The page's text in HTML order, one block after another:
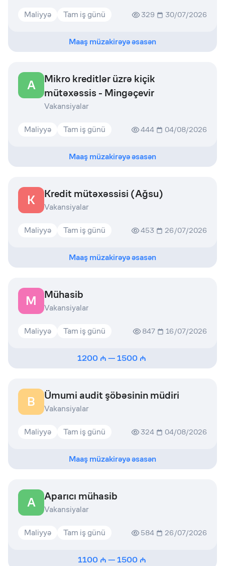
Maliyyə Tam iş günü 329 30/07/2026
Maaş müzakirəyə əsasən
A
Mikro kreditlər üzrə kiçik
mütəxəssis - Mingəçevir
Vakansiyalar
Maliyyə Tam iş günü 444 04/08/2026
Maaş müzakirəyə əsasən
K Kredit mütəxəssisi (Ağsu)
Vakansiyalar
Maliyyə Tam iş günü 453 26/07/2026
Maaş müzakirəyə əsasən
M Mühasib
Vakansiyalar
Maliyyə Tam iş günü 847 16/07/2026
1200 —1500
B Ümumi audit şöbəsinin müdiri
Vakansiyalar
Maliyyə Tam iş günü 324 04/08/2026
Maaş müzakirəyə əsasən
A Aparıcı mühasib
Vakansiyalar
Maliyyə Tam iş günü 584 26/07/2026
1100 —1500